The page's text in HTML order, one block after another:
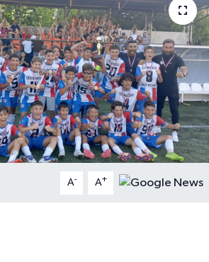
A- A+